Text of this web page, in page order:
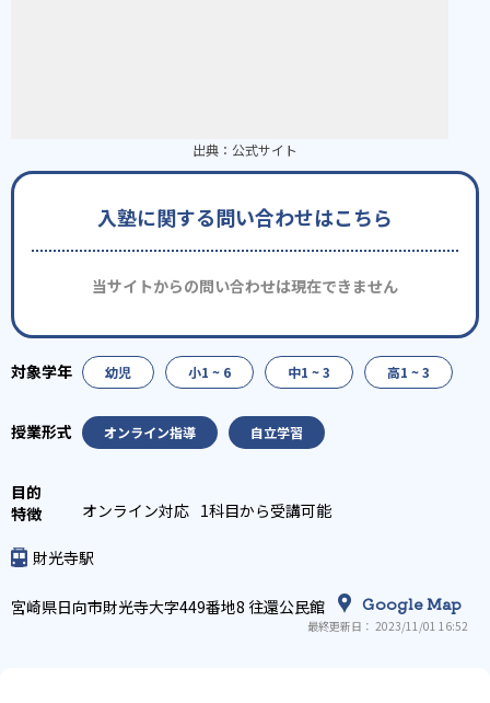
出典： 公式サイト
入塾に関する問い合わせはこちら
当サイトからの問い合わせは現在できません
幼児 小1 ~ 6 中1 ~ 3 高1 ~ 3
オンライン指導 自立学習
オンライン対応 1科目から受講可能
財光寺駅
宮崎県日向市財光寺大字449番地8 往還公民館 Google Map
最終更新日： 2023/11/01 16:52